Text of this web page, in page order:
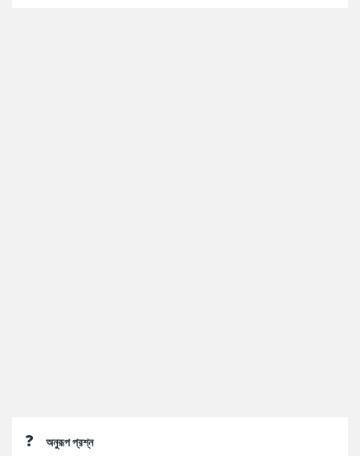
অনুরূপ প্রশ্ন